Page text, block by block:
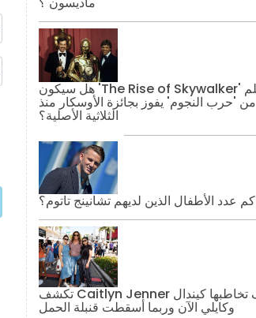
هل سيكون 'The Rise of Skywalker' أول فيلم
من 'حرب النجوم' يفوز بجائزة الأوسكار منذ
الثلاثية الأصلية؟
كم عدد الأطفال الذين لديهم تشانينج تاتوم؟
تكشف Caitlyn Jenner كيف تخاطبها كيندال
وكايلي الآن وربما أسقطت قنبلة الحمل